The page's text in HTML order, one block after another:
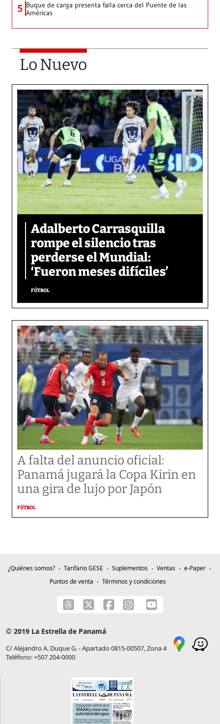
5 Buque de carga presenta falla cerca del Puente de las
Américas
Lo Nuevo
Adalberto Carrasquilla
rompe el silencio tras
perderse el Mundial:
‘Fueron meses difíciles’
FÚTBOL
A falta del anuncio oficial:
Panamá jugará la Copa Kirin en
una gira de lujo por Japón
FÚTBOL
¿Quiénes somos? Tarifario GESE Suplementos Ventas
e-Paper
Puntos de venta
Términos y condiciones
© 2019 La Estrella de Panamá
C/ Alejandro A. Duque G. - Apartado 0815-00507, Zona 4
Teléfono: +507 204-0000